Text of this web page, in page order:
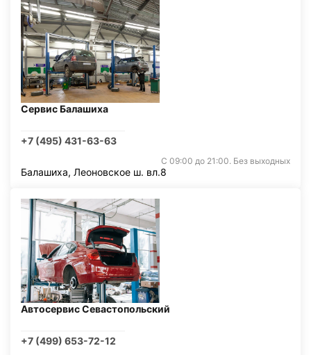
Сервис Балашиха
+7 (495) 431-63-63
С 09:00 до 21:00. Без выходных
Балашиха, Леоновское ш. вл.8
Автосервис Севастопольский
+7 (499) 653-72-12